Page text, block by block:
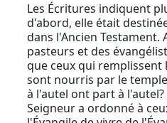
Les Écritures indiquent
d'abord, elle était
dans l'Ancien
pasteurs et des
que ceux qui remplissent
sont nourris par le
à l'autel ont part à
Seigneur a ordonné à